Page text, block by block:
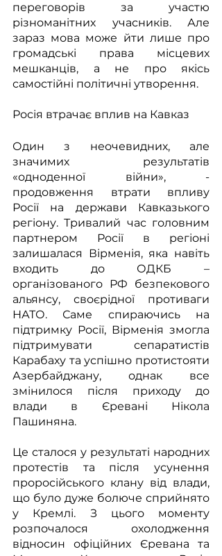
переговорів за участю
різноманітних учасників. Але
зараз мова може йти лише про
громадські права місцевих
мешканців, а не про якісь
самостійні політичні утворення.
Росія втрачає вплив на Кавказ
Один з неочевидних, але
значимих результатів
«одноденної війни», -
продовження втрати впливу
Росії на держави Кавказького
регіону. Тривалий час головним
партнером Росії в регіоні
залишалася Вірменія, яка навіть
входить до ОДКБ –
організованого РФ безпекового
альянсу, своєрідної противаги
НАТО. Саме спираючись на
підтримку Росії, Вірменія змогла
підтримувати сепаратистів
Карабаху та успішно протистояти
Азербайджану, однак все
змінилося після приходу до
влади в Єревані Нікола
Пашиняна.
Це сталося у результаті народних
протестів та після усунення
проросійського клану від влади,
що було дуже болюче сприйнято
у Кремлі. З цього моменту
розпочалося охолодження
відносин офіційних Єревана та